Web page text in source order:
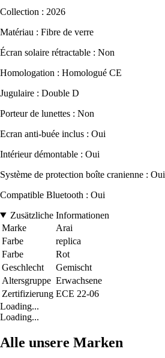
Collection : 2026
Matériau : Fibre de verre
Écran solaire rétractable : Non
Homologation : Homologué CE
Jugulaire : Double D
Porteur de lunettes : Non
Ecran anti-buée inclus : Oui
Intérieur démontable : Oui
Système de protection boîte cranienne : Oui
Compatible Bluetooth : Oui
Zusätzliche Informationen
Marke
Arai
Farbe
replica
Farbe
Rot
Geschlecht
Gemischt
Altersgruppe Erwachsene
Zertifizierung ECE 22-06
Loading...
Loading...
Alle unsere Marken